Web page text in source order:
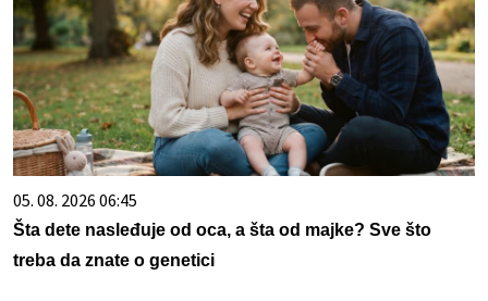
05. 08. 2026 06:45
Šta dete nasleđuje od oca, a šta od majke? Sve što
treba da znate o genetici